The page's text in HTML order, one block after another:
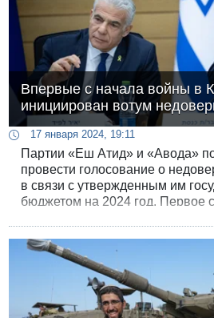
Впервые с начала войны в
инициирован вотум
17 января 2024, 19:11
Партии «Еш Атид» и «Авода»
провести голосование о
в связи с утвержденным им
бюджетом на 2024 год. Первое
Яир Лапид призвал партнеров
вступивших в военное
покинуть «недееспособную»